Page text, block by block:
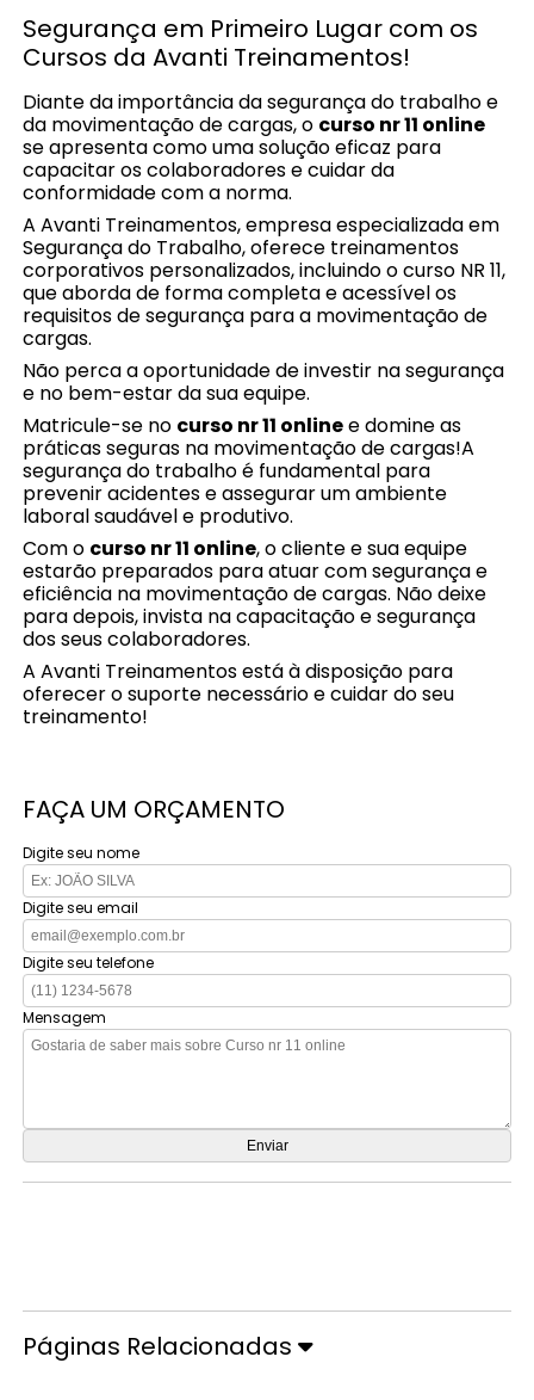
Segurança em Primeiro Lugar com os
Cursos da Avanti Treinamentos!
Diante da importância da segurança do trabalho e
da movimentação de cargas, o curso nr 11 online
se apresenta como uma solução eficaz para
capacitar os colaboradores e cuidar da
conformidade com a norma.
A Avanti Treinamentos, empresa especializada em
Segurança do Trabalho, oferece treinamentos
corporativos personalizados, incluindo o curso NR 11,
que aborda de forma completa e acessível os
requisitos de segurança para a movimentação de
cargas.
Não perca a oportunidade de investir na segurança
e no bem-estar da sua equipe.
Matricule-se no curso nr 11 onlinee domine as
práticas seguras na movimentação de cargas!A
segurança do trabalho é fundamental para
prevenir acidentes e assegurar um ambiente
laboral saudável e produtivo.
Com o curso nr 11 online, o cliente e sua equipe
estarão preparados para atuar com segurança e
eficiência na movimentação de cargas. Não deixe
para depois, invista na capacitação e segurança
dos seus colaboradores.
A Avanti Treinamentos está à disposição para
oferecer o suporte necessário e cuidar do seu
treinamento!
FAÇA UM ORÇAMENTO
Digite seu nome
Digite seu email
Digite seu telefone
Mensagem
Páginas Relacionadas